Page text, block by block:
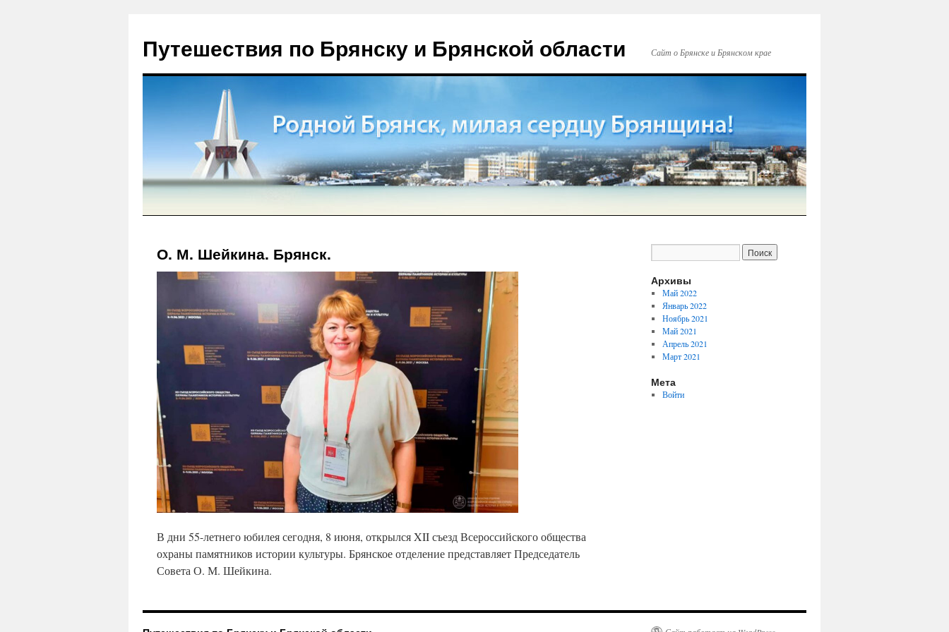
Путешествия по Брянску и Брянской области Сайт о Брянске и Брянском крае
О. М. Шейкина. Брянск.
В дни 55-летнего юбилея сегодня, 8 июня, открылся XII съезд Всероссийского общества
охраны памятников истории культуры. Брянское отделение представляет Председатель
Совета О. М. Шейкина.
Архивы
Май 2022
Январь 2022
Ноябрь 2021
Май 2021
Апрель 2021
Март 2021
Мета
Войти